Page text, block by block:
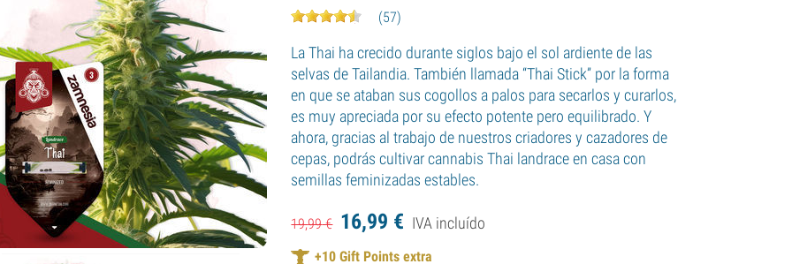
(57)
La Thai ha crecido durante siglos bajo el sol ardiente de las
selvas de Tailandia. También llamada “Thai Stick” por la forma
en que se ataban sus cogollos a palos para secarlos y curarlos,
es muy apreciada por su efecto potente pero equilibrado. Y
ahora, gracias al trabajo de nuestros criadores y cazadores de
cepas, podrás cultivar cannabis Thai landrace en casa con
semillas feminizadas estables.
19,99€ 16,99 € IVA incluído
+10 Gift Points extra